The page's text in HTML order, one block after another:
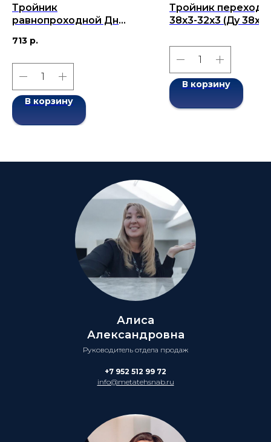
Тройник
равнопроходной Дн
бесшовный ГОСТ 17376-
713 р.
В корзину
Тройник
38х3-32х3 (Ду
2001
В корзину
Алиса
Александровна
Руководитель отдела продаж
+7 952 512 99 72
info@metatehsnab.ru